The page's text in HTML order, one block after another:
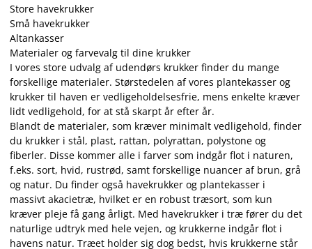
Store havekrukker
Små havekrukker
Altankasser
Materialer og farvevalg til dine krukker
I vores store udvalg af udendørs krukker finder du mange
forskellige materialer. Størstedelen af vores plantekasser og
krukker til haven er vedligeholdelsesfrie, mens enkelte kræver
lidt vedligehold, for at stå skarpt år efter år.
Blandt de materialer, som kræver minimalt vedligehold, finder
du krukker i stål, plast, rattan, polyrattan, polystone og
fiberler. Disse kommer alle i farver som indgår flot i naturen,
f.eks. sort, hvid, rustrød, samt forskellige nuancer af brun, grå
og natur. Du finder også havekrukker og plantekasser i
massivt akacietræ, hvilket er en robust træsort, som kun
kræver pleje få gang årligt. Med havekrukker i træ fører du det
naturlige udtryk med hele vejen, og krukkerne indgår flot i
havens natur. Træet holder sig dog bedst, hvis krukkerne står